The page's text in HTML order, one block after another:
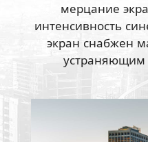
мерцание
интенсивность
экран снабжен
устраняющим